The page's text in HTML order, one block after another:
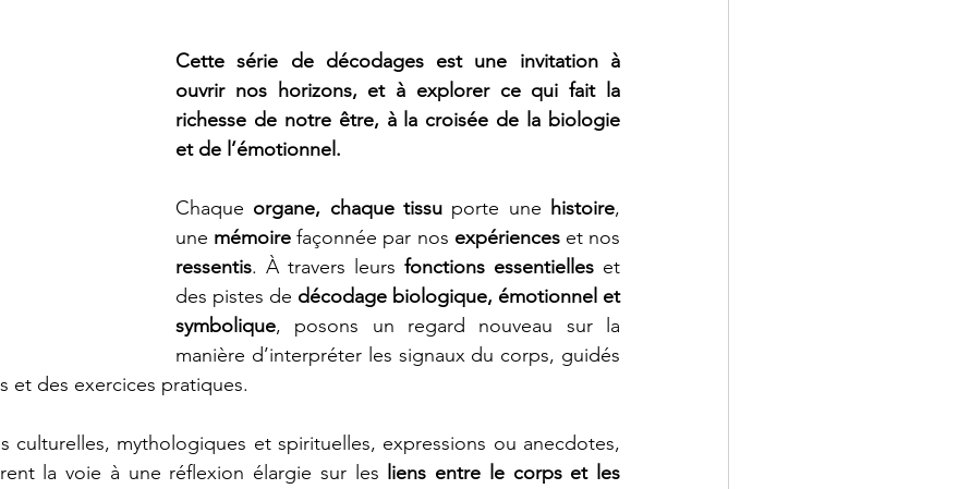
Cette série de décodages est une invitation à
ouvrir nos horizons, et à explorer ce qui fait la
richesse de notre être, à la croisée de la biologie
et de l’émotionnel.
Chaque organe, chaque tissu porte une histoire,
une mémoire façonnée par nos expériences
ressentis. À travers leurs fonctions essentielles et
des pistes de décodage biologique, émotionnel et
symbolique, posons un regard nouveau sur la
manière d’interpréter les signaux du corps, guidés
et des exercices pratiques.
culturelles, mythologiques et spirituelles, expressions ou anecdotes,
la voie à une réflexion élargie sur les liens entre le corps et les